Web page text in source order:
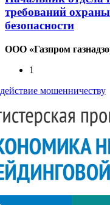
требований
безопасности
ООО «Газпром
1
мошенничеству